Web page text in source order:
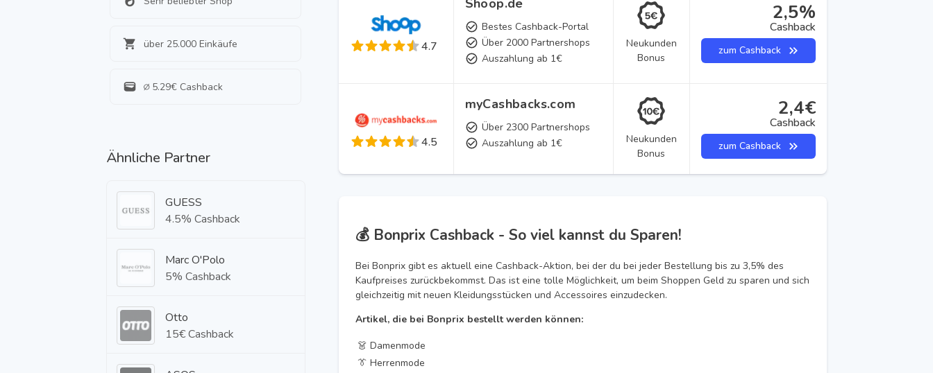
über 25.000 Einkäufe
∅ 5.29€ Cashback
Ähnliche Partner
GUESS
4.5% Cashback
Marc O'Polo
5% Cashback
Otto
15€ Cashback
4.7
Shoop.de
Bestes Cashback-Portal
Über 2000 Partnershops
Auszahlung ab 1€
Neukunden
Bonus
2,5%
Cashback
zum Cashback
4.5
myCashbacks.com
Über 2300 Partnershops
Auszahlung ab 1€
Neukunden
Bonus
2,4€
Cashback
zum Cashback
💰 Bonprix Cashback - So viel kannst du Sparen!
Bei Bonprix gibt es aktuell eine Cashback-Aktion, bei der du bei jeder Bestellung bis zu 3,5% des
Kaufpreises zurückbekommst. Das ist eine tolle Möglichkeit, um beim Shoppen Geld zu sparen und sich
gleichzeitig mit neuen Kleidungsstücken und Accessoires einzudecken.
Artikel, die bei Bonprix bestellt werden können:
👗 Damenmode
👔 Herrenmode